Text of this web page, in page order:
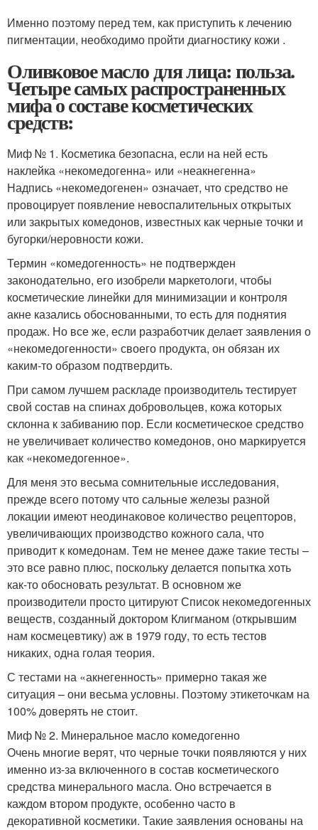
Именно поэтому перед тем, как приступить к лечению
пигментации, необходимо пройти диагностику кожи .
Оливковое масло для лица: польза.
Четыре самых распространенных
мифа о составе косметических
средств:
Миф № 1. Косметика безопасна, если на ней есть
наклейка «некомедогенна» или «неакнегенна»
Надпись «некомедогенен» означает, что средство не
провоцирует появление невоспалительных открытых
или закрытых комедонов, известных как черные точки и
бугорки/неровности кожи.
Термин «комедогенность» не подтвержден
законодательно, его изобрели маркетологи, чтобы
косметические линейки для минимизации и контроля
акне казались обоснованными, то есть для поднятия
продаж. Но все же, если разработчик делает заявления о
«некомедогенности» своего продукта, он обязан их
каким-то образом подтвердить.
При самом лучшем раскладе производитель тестирует
свой состав на спинах добровольцев, кожа которых
склонна к забиванию пор. Если косметическое средство
не увеличивает количество комедонов, оно маркируется
как «некомедогенное».
Для меня это весьма сомнительные исследования,
прежде всего потому что сальные железы разной
локации имеют неодинаковое количество рецепторов,
увеличивающих производство кожного сала, что
приводит к комедонам. Тем не менее даже такие тесты –
это все равно плюс, поскольку делается попытка хоть
как-то обосновать результат. В основном же
производители просто цитируют Список некомедогенных
веществ, созданный доктором Клигманом (открывшим
нам космецевтику) аж в 1979 году, то есть тестов
никаких, одна голая теория.
С тестами на «акнегенность» примерно такая же
ситуация – они весьма условны. Поэтому этикеточкам на
100% доверять не стоит.
Миф № 2. Минеральное масло комедогенно
Очень многие верят, что черные точки появляются у них
именно из-за включенного в состав косметического
средства минерального масла. Оно встречается в
каждом втором продукте, особенно часто в
декоративной косметики. Такие заявления основаны на